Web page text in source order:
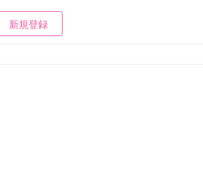
新規登録